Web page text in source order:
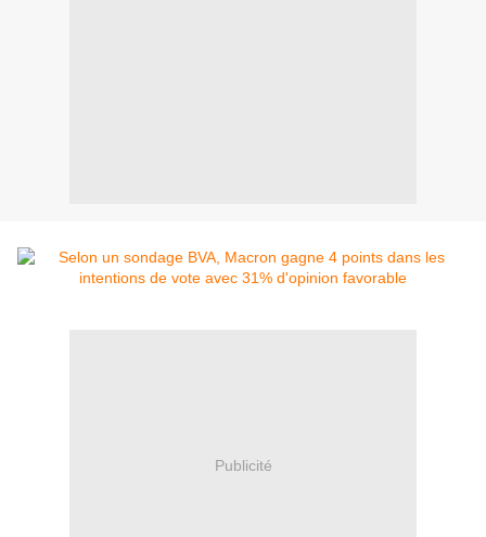
Publicité